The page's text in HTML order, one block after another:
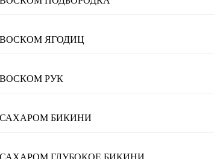
ЯГОДИЦ
РУК
БИКИНИ
ГЛУБОКОЕ БИКИНИ